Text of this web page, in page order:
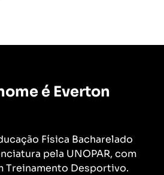
é Everton
Física Bacharelado
pela UNOPAR, com
Treinamento Desportivo.